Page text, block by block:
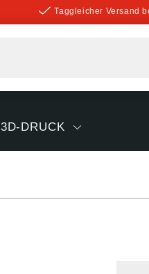
Taggleicher Versand
3D-DRUCK